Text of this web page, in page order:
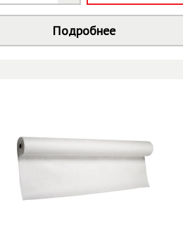
Подробнее